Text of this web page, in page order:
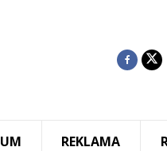
REKLAMA